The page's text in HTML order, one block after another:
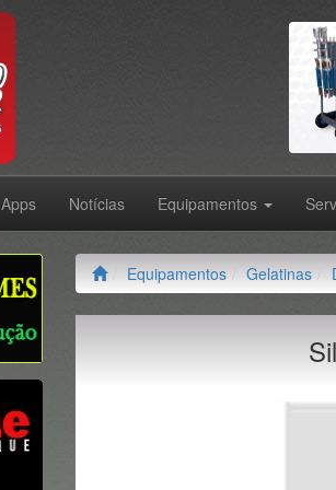
Apps Notícias Equipamentos
Equipamentos Gelatinas